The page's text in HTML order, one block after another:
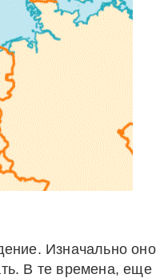
Изначально оно
В те времена, еще